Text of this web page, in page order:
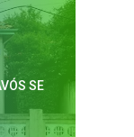
SE